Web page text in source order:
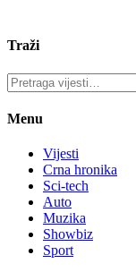
Traži
Menu
Vijesti
Crna hronika
Sci-tech
Auto
Muzika
Showbiz
Sport